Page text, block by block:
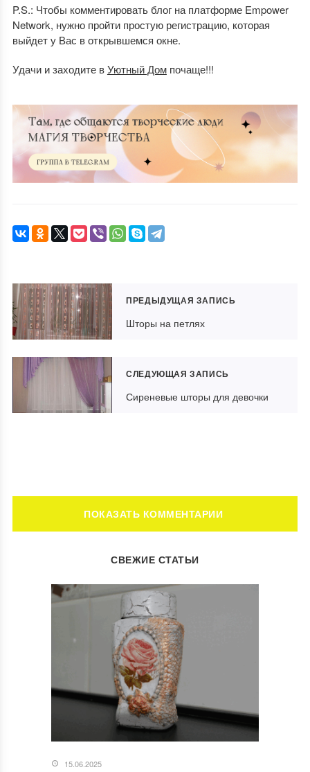
P.S.: Чтобы комментировать блог на платформе Empower
Network, нужно пройти простую регистрацию, которая
выйдет у Вас в открывшемся окне.
Удачи и заходите вУютный Домпочаще!!!
ПРЕДЫДУЩАЯ ЗАПИСЬ
Шторы на петлях
СЛЕДУЮЩАЯ ЗАПИСЬ
Сиреневые шторы для девочки
ОСТАВИТЬ КОММЕНТАРИЙ
Ваш адрес email не будет опубликован. Обязательные поля
помечены*
СВЕЖИЕ СТАТЬИ
15.06.2025